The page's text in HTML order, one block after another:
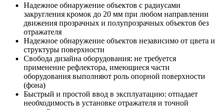
Надежное обнаружение объектов с радиусами
закругления кромок до 20 мм при любом направлении
движения прозрачных и полупрозрачных объектов без
отражателя
Надежное обнаружение объектов независимо от цвета и
структуры поверхности
Свобода дизайна оборудования: не требуется
применение рефлектора, имеющиеся части
оборудования выполняют роль опорной поверхности
(фона)
Быстрый и простой ввод в эксплуатацию: отпадает
необходимость в установке отражателя и точной